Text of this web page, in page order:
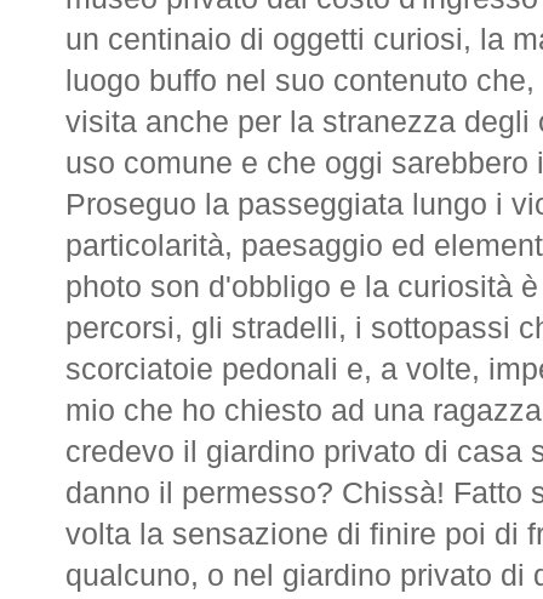
un centinaio di oggetti curiosi, la
luogo buffo nel suo contenuto
visita anche per la stranezza
uso comune e che oggi
Proseguo la passeggiata lungo i
particolarità, paesaggio ed
photo son d'obbligo e la curiosità
percorsi, gli stradelli, i sottopassi
scorciatoie pedonali e, a volte,
mio che ho chiesto ad una
credevo il giardino privato di casa
danno il permesso? Chissà! Fatto
volta la sensazione di finire poi di
qualcuno, o nel giardino privato di